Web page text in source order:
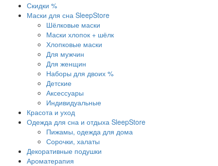
Скидки %
Маски для сна SleepStore
Шёлковые маски
Маски хлопок + шёлк
Хлопковые маски
Для мужчин
Для женщин
Наборы для двоих %
Детские
Аксессуары
Индивидуальные
Красота и уход
Одежда для сна и отдыха SleepStore
Пижамы, одежда для дома
Сорочки, халаты
Декоративные подушки
Ароматерапия